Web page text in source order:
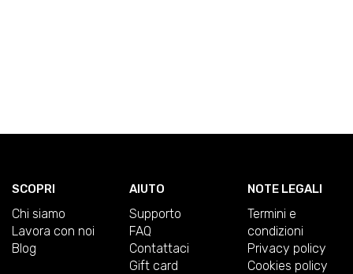
SCOPRI
Chi siamo
Lavora con noi
Blog
AIUTO
Supporto
FAQ
Contattaci
Gift card
NOTE LEGALI
Termini e
condizioni
Privacy policy
Cookies policy